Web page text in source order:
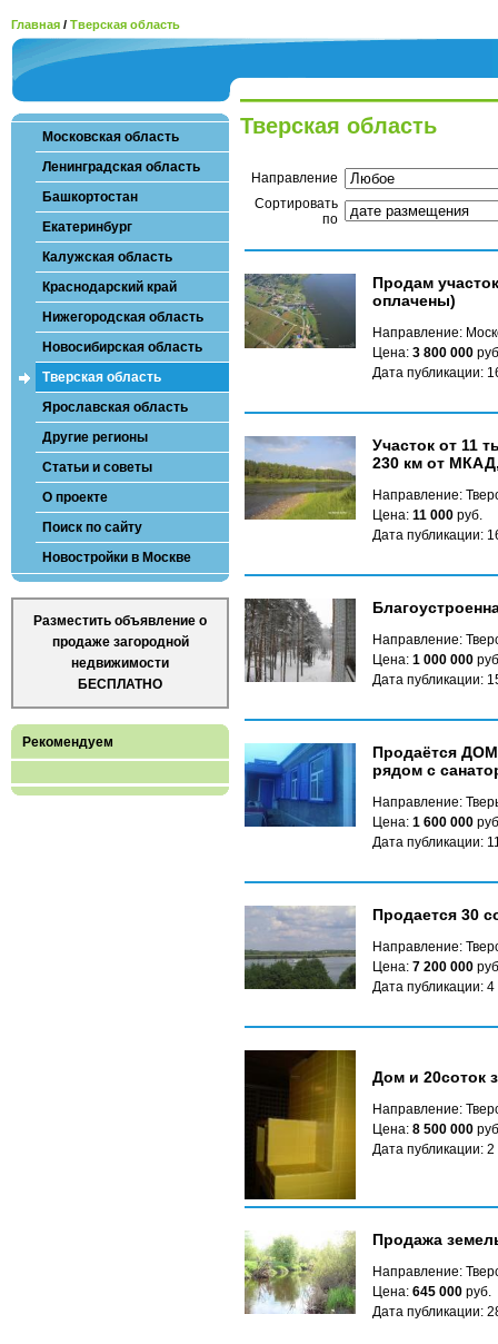
Главная / Тверская область
Московская область
Ленинградская область
Башкортостан
Екатеринбург
Калужская область
Краснодарский край
Нижегородская область
Новосибирская область
Тверская область
Ярославская область
Другие регионы
Статьи и советы
О проекте
Поиск по сайту
Новостройки в Москве
Разместить объявление о
продаже загородной
недвижимости
БЕСПЛАТНО
Рекомендуем
Тверская область
Направление
Сортировать
по
Продам
оплачены)
Направление:
Цена: 3 800 000
Дата публикации:
Участок от 11
230 км от
Направление:
Цена: 11 000 руб.
Дата публикации:
Направление:
Цена: 1 000 000
Дата публикации:
Продаётся ДОМ
рядом с
Направление:
Цена: 1 600 000
Дата публикации:
Продается 30
Направление:
Цена: 7 200 000
Дата публикации:
Дом и 20соток
Направление:
Цена: 8 500 000
Дата публикации:
Продажа
Направление:
Цена: 645 000 руб.
Дата публикации: